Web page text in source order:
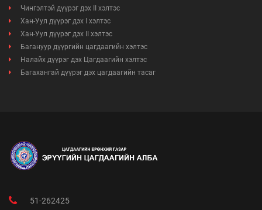
Чингэлтэй дүүрэг дэх II хэлтэс
Хан-Уул дүүрэг дэх I хэлтэс
Хан-Уул дүүрэг дэх II хэлтэс
Багануур дүүргийн цагдаагийн хэлтэс
Налайх дүүрэг дэх Цагдаагийн хэлтэс
Багахангай дүүрэг дэх цагдаагийн тасаг
51-262425